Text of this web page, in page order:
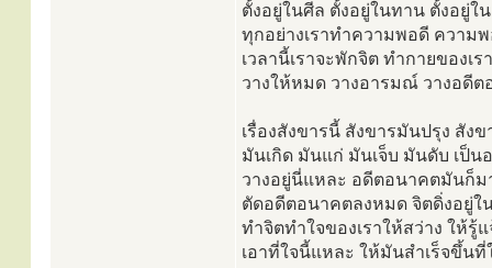
ตั้งอยู่ในศีล ตั้งอยู่ในทาน ตั้งอยู่ใ
ทุกอย่างเราทำความพอดี ความ
เวลานี้เราจะพักจิต ทำกายของเ
วางให้หมด วางอารมณ์ วางอดี
เรื่องสังขารนี้ สังขารมันปรุง สัง
มันเกิด มันแก่ มันเจ็บ มันดับ เป็น
วางอยู่นี่แหละ อดีตอนาคตมันก็
ตัดอดีตอนาคตลงหมด จิตดิ่งอยู่ใ
ทำจิตทำใจของเราให้สว่าง ให้
เอาที่ใจนี้แหละ ให้มันสำเร็จขึ้นที่